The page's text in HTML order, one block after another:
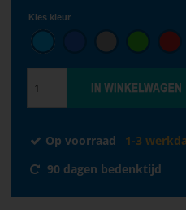
ALGEMENE
VOORWAARDEN
CONTACTEER
OVER
Kies kleur
Op voorraad
1-3
90 dagen bedenktijd